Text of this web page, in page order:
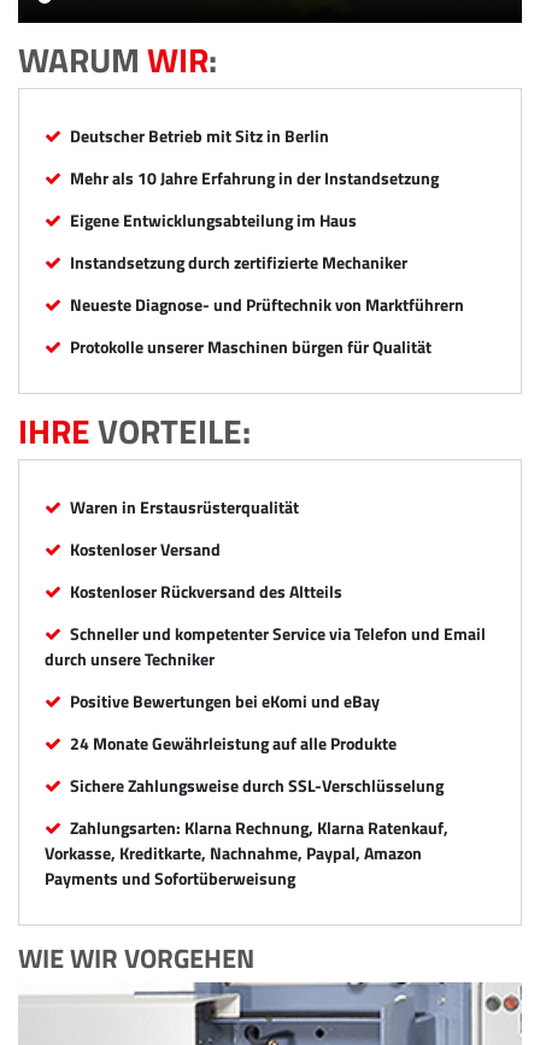
WARUMWIR:
Deutscher Betrieb mit Sitz in Berlin
Mehr als 10 Jahre Erfahrung in der Instandsetzung
Eigene Entwicklungsabteilung im Haus
Instandsetzung durch zertifizierte Mechaniker
Neueste Diagnose- und Prüftechnik von Marktführern
Protokolle unserer Maschinen bürgen für Qualität
IHREVORTEILE:
Waren in Erstausrüsterqualität
Kostenloser Versand
Kostenloser Rückversand des Altteils
Schneller und kompetenter Service via Telefon und Email
durch unsere Techniker
Positive Bewertungen bei eKomi und eBay
24 Monate Gewährleistung auf alle Produkte
Sichere Zahlungsweise durch SSL-Verschlüsselung
Zahlungsarten: Klarna Rechnung, Klarna Ratenkauf,
Vorkasse, Kreditkarte, Nachnahme, Paypal, Amazon
Payments und Sofortüberweisung
WIE WIR VORGEHEN